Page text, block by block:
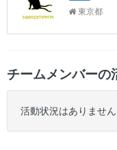
東京都
チームメンバーの
活動状況はありません